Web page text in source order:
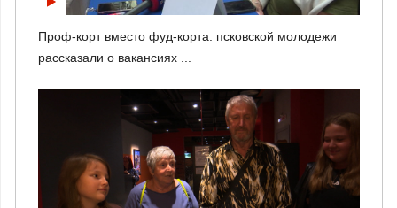
Проф-корт вместо фуд-корта: псковской молодежи
рассказали о вакансиях ...